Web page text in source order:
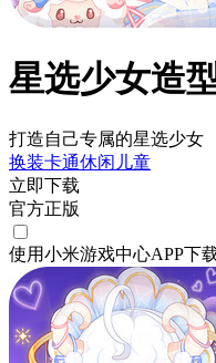
星选少女造
打造自己专属的星选少女
换装卡通休闲 儿童
立即下载
官方正版
使用小米游戏中心APP下